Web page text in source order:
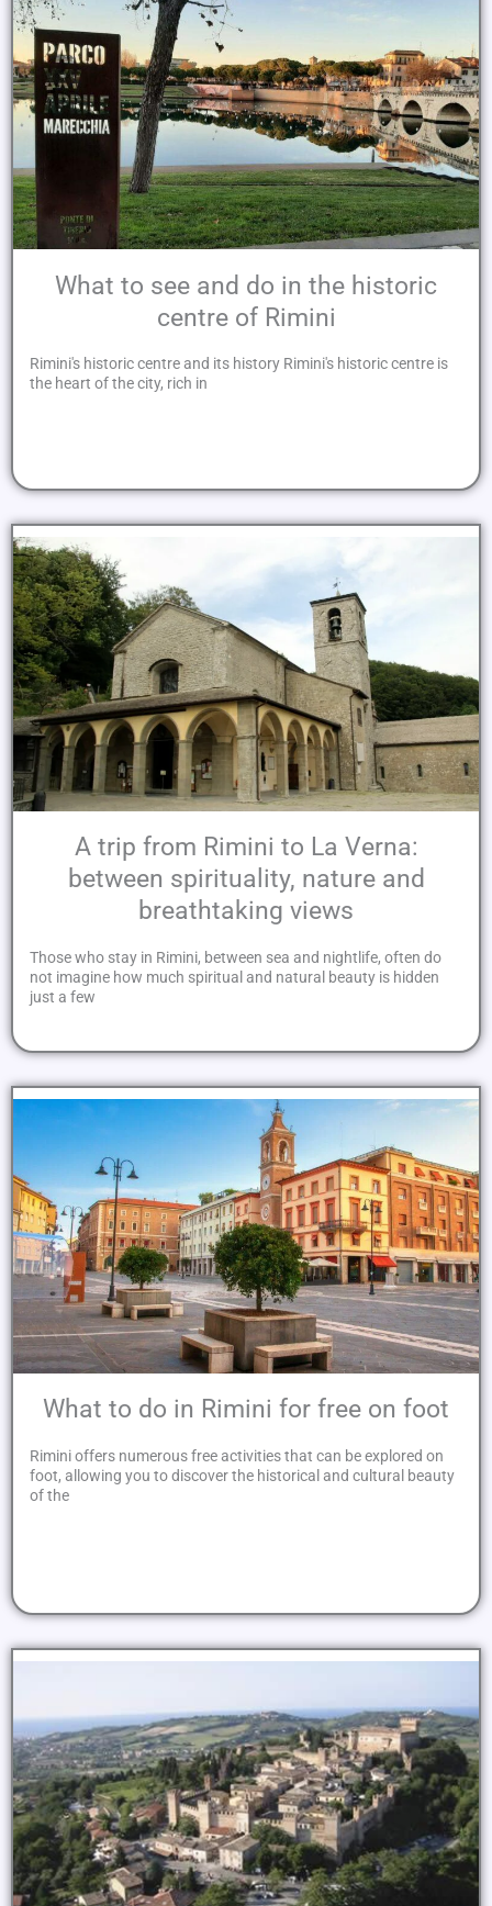
What to see and do in the historic
centre of Rimini
Rimini's historic centre and its history Rimini's historic centre is
the heart of the city, rich in
A trip from Rimini to La Verna:
between spirituality, nature and
breathtaking views
Those who stay in Rimini, between sea and nightlife, often do
not imagine how much spiritual and natural beauty is hidden
just a few
What to do in Rimini for free on foot
Rimini offers numerous free activities that can be explored on
foot, allowing you to discover the historical and cultural beauty
of the